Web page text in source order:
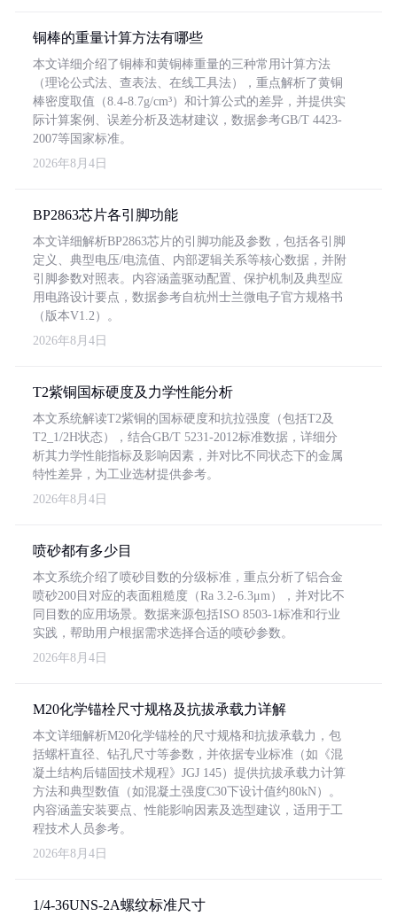
铜棒的重量计算方法有哪些
本文详细介绍了铜棒和黄铜棒重量的三种常用计算方法
（理论公式法、查表法、在线工具法），重点解析了黄铜
棒密度取值（8.4-8.7g/cm³）和计算公式的差异，并提供实
际计算案例、误差分析及选材建议，数据参考GB/T 4423-
2007等国家标准。
2026年8月4日
BP2863芯片各引脚功能
本文详细解析BP2863芯片的引脚功能及参数，包括各引脚
定义、典型电压/电流值、内部逻辑关系等核心数据，并附
引脚参数对照表。内容涵盖驱动配置、保护机制及典型应
用电路设计要点，数据参考自杭州士兰微电子官方规格书
（版本V1.2）。
2026年8月4日
T2紫铜国标硬度及力学性能分析
本文系统解读T2紫铜的国标硬度和抗拉强度（包括T2及
T2_1/2H状态），结合GB/T 5231-2012标准数据，详细分
析其力学性能指标及影响因素，并对比不同状态下的金属
特性差异，为工业选材提供参考。
2026年8月4日
喷砂都有多少目
本文系统介绍了喷砂目数的分级标准，重点分析了铝合金
喷砂200目对应的表面粗糙度（Ra 3.2-6.3μm），并对比不
同目数的应用场景。数据来源包括ISO 8503-1标准和行业
实践，帮助用户根据需求选择合适的喷砂参数。
2026年8月4日
M20化学锚栓尺寸规格及抗拔承载力详解
本文详细解析M20化学锚栓的尺寸规格和抗拔承载力，包
括螺杆直径、钻孔尺寸等参数，并依据专业标准（如《混
凝土结构后锚固技术规程》JGJ 145）提供抗拔承载力计算
方法和典型数值（如混凝土强度C30下设计值约80kN）。
内容涵盖安装要点、性能影响因素及选型建议，适用于工
程技术人员参考。
2026年8月4日
1/4-36UNS-2A螺纹标准尺寸